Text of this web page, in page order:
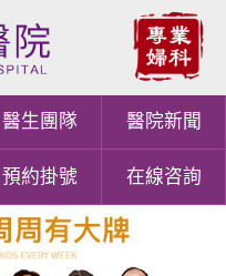
醫生團隊 醫院新聞
預約掛號 在線咨詢